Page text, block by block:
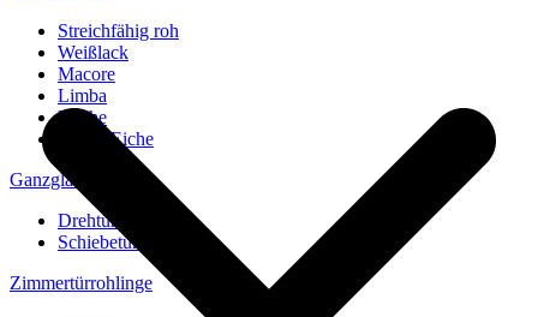
Streichfähig roh
Weißlack
Macore
Limba
Buche
europ. Eiche
Ganzglastüren
Drehtüren
Schiebetüren
Zimmertürrohlinge